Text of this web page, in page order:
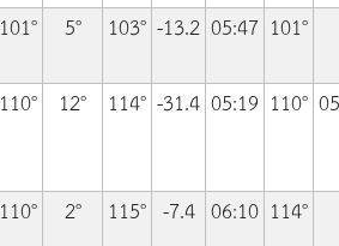
101° 5° 103° -13.2 05:47 101°
110° 12° 114° -31.4 05:19 110°
110° 2° 115° -7.4 06:10 114°